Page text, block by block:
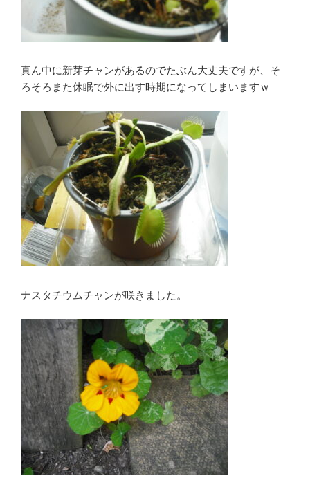
真ん中に新芽チャンがあるのでたぶん大丈夫ですが、そ
ろそろまた休眠で外に出す時期になってしまいますｗ
ナスタチウムチャンが咲きました。